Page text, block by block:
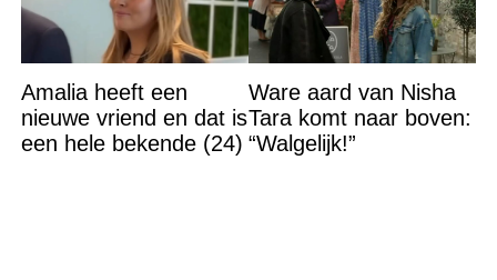
Amalia heeft een
nieuwe vriend en dat is
een hele bekende (24)
Ware aard van Nisha
Tara komt naar boven:
“Walgelijk!”